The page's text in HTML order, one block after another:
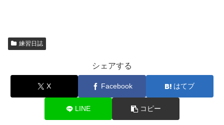
練習日誌
シェアする
X Facebook はてブ
LINE コピー